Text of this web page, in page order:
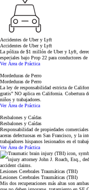
Accidentes de Uber y Lyft
Accidentes de Uber y Lyft
La póliza de $1 millón de Uber y Lyft,
especiales bajo Prop 22 para conductores de
Ver Área de Práctica
Mordeduras de Perro
Mordeduras de Perro
La ley de responsabilidad estricta de
gratis” NO aplica en California. Cobertura
niños y trabajadores.
Ver Área de Práctica
Resbalones y Caídas
Resbalones y Caídas
Responsabilidad de propiedades
aceras defectuosas en San Francisco, y la
trabajadores hispanos lesionados en el
Ver Área de Práctica
Lesiones Cerebrales Traumáticas (TBI)
Lesiones Cerebrales Traumáticas (TBI)
Mis dos recuperaciones más altas son